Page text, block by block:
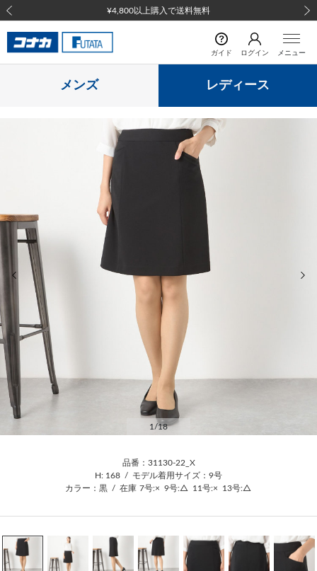
¥4,800以上購入で送料無料
前の画像
ガイド ログイン メニュー
メンズ レディース
前の画像
1 /18
品番：31130-22_X
H: 168 / モデル着用サイズ：9号
カラー：黒
/ 在庫 7号:× 9号:△ 11号:× 13号:△